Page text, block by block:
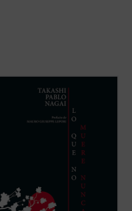
de Takashi Nagai, en la que el autor recorre
su vida, desde la infancia hasta el día de la
explosión de la bomba atómica, captando
los numerosos acontecimientos que se